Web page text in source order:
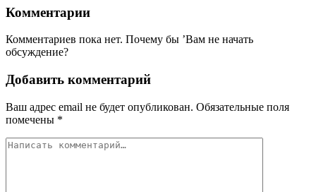
Комментарии
Комментариев пока нет. Почему бы ’Вам не начать
обсуждение?
Добавить комментарий
Ваш адрес email не будет опубликован. Обязательные поля
помечены *